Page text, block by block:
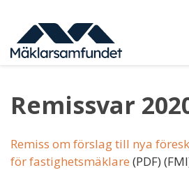
huvudinnehåll
Remissvar
Remiss om förslag till nya
för fastighetsmäklare (PDF)